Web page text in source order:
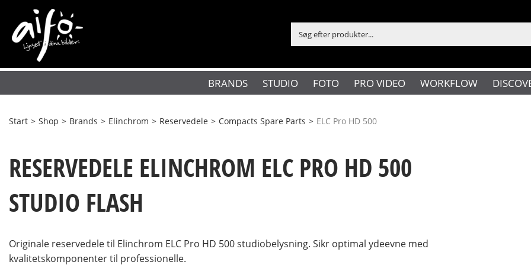
BRANDS STUDIO FOTO PRO VIDEO WORKFLOW
Start > Shop > Brands > Elinchrom > Reservedele > Compacts Spare Parts > ELC Pro HD 500
RESERVEDELE ELINCHROM ELC PRO HD 500
STUDIO FLASH
Originale reservedele til Elinchrom ELC Pro HD 500 studiobelysning. Sikr optimal ydeevne med
kvalitetskomponenter til professionelle.